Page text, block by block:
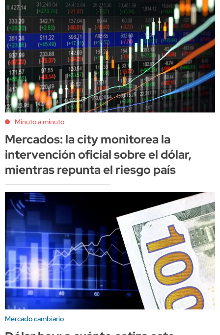
Minuto a minuto
Mercados: la city monitorea la
intervención oficial sobre el dólar,
mientras repunta el riesgo país
Mercado cambiario